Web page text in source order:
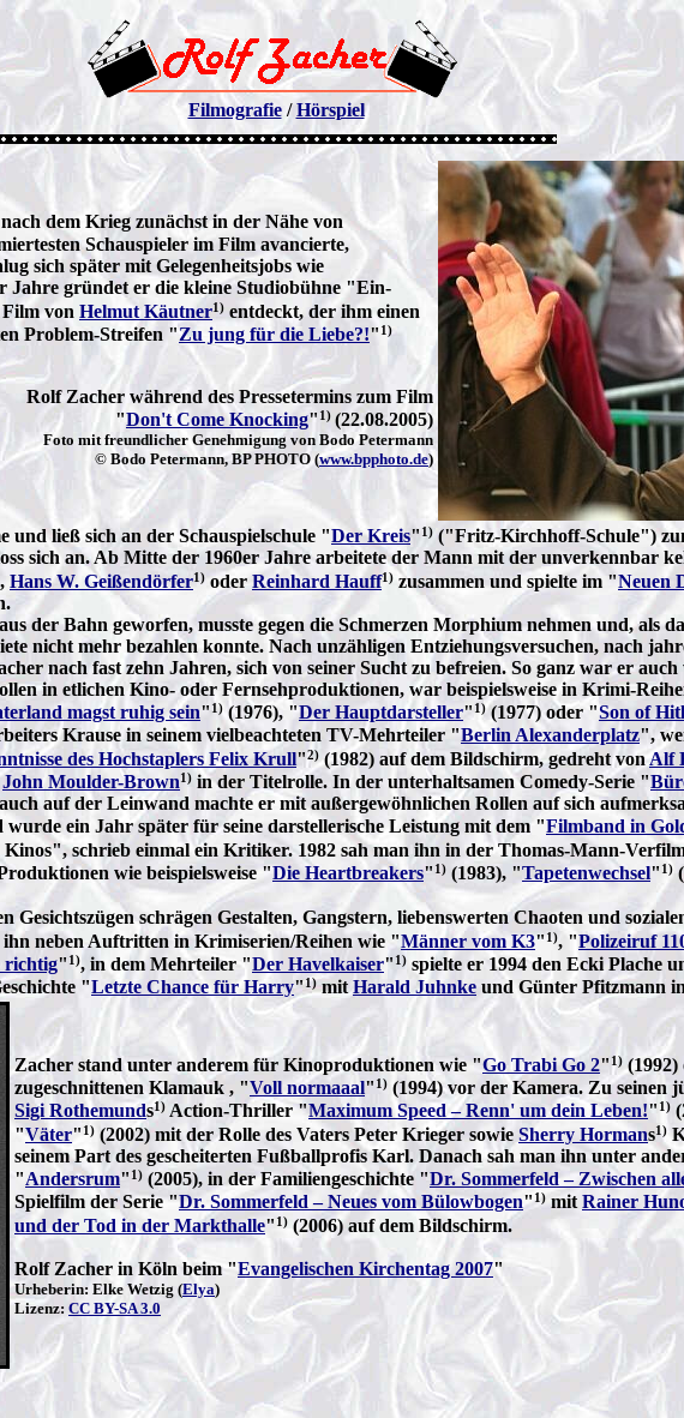
Filmografie/Hörspiel
dem Krieg zunächst in der Nähe von
Schauspieler im Film avancierte,
sich später mit Gelegenheitsjobs wie
gründet er die kleine Studiobühne "Ein-
von Helmut Käutner1) entdeckt, der ihm einen
Problem-Streifen "Zu jung für die Liebe?!" 1)
Rolf Zacher während des Pressetermins zum Film
"Don't Come Knocking" 1) (22.08.2005)
Foto mit freundlicher Genehmigung von Bodo Petermann
© Bodo Petermann, BP PHOTO (www.bpphoto.de)
und ließ sich an der Schauspielschule "Der Kreis" 1) ("Fritz-Kirchhoff-Schule")
sich an. Ab Mitte der 1960er Jahre arbeitete der Mann mit der unverkennbar
, Hans W. Geißendörfer1) oder Reinhard Hauff1) zusammen und spielte im "Neuen
der Bahn geworfen, musste gegen die Schmerzen Morphium nehmen und, als
nicht mehr bezahlen konnte. Nach unzähligen Entziehungsversuchen, nach
nach fast zehn Jahren, sich von seiner Sucht zu befreien. So ganz war er
in etlichen Kino- oder Fernsehproduktionen, war beispielsweise in Krimi-
magst ruhig sein" 1) (1976), "Der Hauptdarsteller" 1)(1977) oder "Son of
Krause in seinem vielbeachteten TV-Mehrteiler "Berlin Alexanderplatz",
des Hochstaplers Felix Krull"2)(1982) auf dem Bildschirm, gedreht vonAlf
John Moulder-Brown1) in der Titelrolle. In der unterhaltsamen Comedy-Serie "
auf der Leinwand machte er mit außergewöhnlichen Rollen auf sich
wurde ein Jahr später für seine darstellerische Leistung mit dem "Filmband in
Kinos", schrieb einmal ein Kritiker. 1982 sah man ihn in der Thomas-Mann-
wie beispielsweise "Die Heartbreakers" 1) (1983), "Tapetenwechsel" 1)
schrägen Gestalten, Gangstern, liebenswerten Chaoten und
neben Auftritten in Krimiserien/Reihen wie "Männer vom K3"1), "Polizeiruf
richtig" 1), in dem Mehrteiler "Der Havelkaiser" 1) spielte er 1994 den Ecki Plache
"Letzte Chance für Harry"1) mit Harald Juhnke und Günter Pfitzmann
Zacher stand unter anderem für Kinoproduktionen wie "Go Trabi Go 2" 1) (1992)
zugeschnittenen Klamauk , "Voll normaaal" 1) (1994) vor der Kamera. Zu seinen
Sigi Rothemunds1) Action-Thriller "Maximum Speed – Renn' um dein Leben!" 1)
"Väter"1) (2002) mit der Rolle des Vaters Peter Krieger sowie Sherry Hormans1)
seinem Part des gescheiterten Fußballprofis Karl. Danach sah man ihn unter
"Andersrum" 1) (2005), in der Familiengeschichte "Dr. Sommerfeld – Zwischen
Spielfilm der Serie "Dr. Sommerfeld – Neues vom Bülowbogen"1) mit Rainer
und der Tod in der Markthalle" 1) (2006) auf dem Bildschirm.
Rolf Zacher in Köln beim "Evangelischen Kirchentag 2007"
Urheberin: Elke Wetzig (Elya)
Lizenz: CC BY-SA 3.0